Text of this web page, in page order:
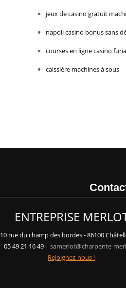
jeux de casino gratuit
napoli casino bonus sans
courses en ligne casino
caissière machines à sous
ENTREPRISE
10 rue du champ des bordes - 86100
05 49 21 16 49 | samerlot@charpente-
Rejoignez-nous !